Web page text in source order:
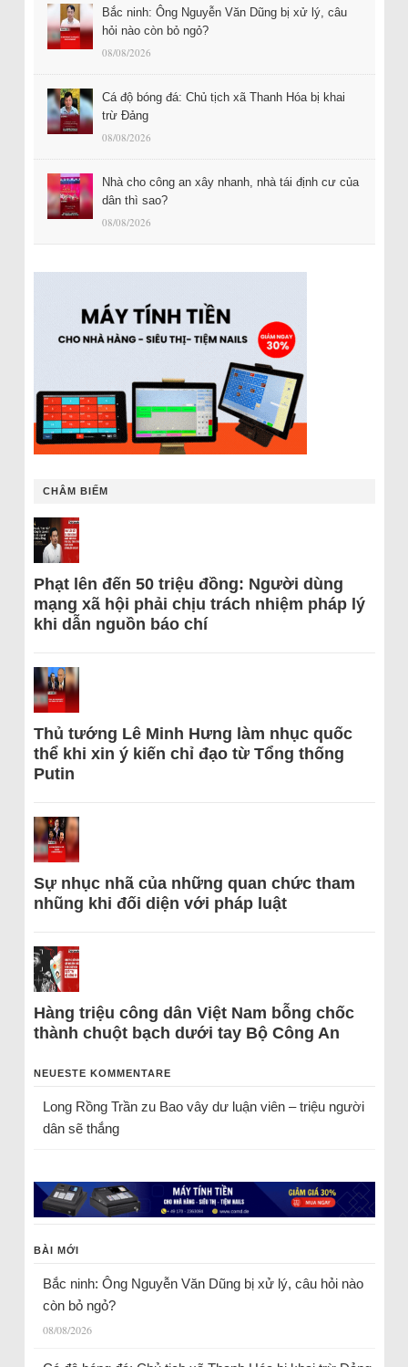
Bắc ninh: Ông Nguyễn Văn Dũng bị xử lý, câu
hỏi nào còn bỏ ngỏ?
08/08/2026
Cá độ bóng đá: Chủ tịch xã Thanh Hóa bị khai
trừ Đảng
08/08/2026
Nhà cho công an xây nhanh, nhà tái định cư của
dân thì sao?
08/08/2026
CHÂM BIẾM
Phạt lên đến 50 triệu đồng: Người dùng
mạng xã hội phải chịu trách nhiệm pháp lý
khi dẫn nguồn báo chí
Thủ tướng Lê Minh Hưng làm nhục quốc
thể khi xin ý kiến chỉ đạo từ Tổng thống
Putin
Sự nhục nhã của những quan chức tham
nhũng khi đối diện với pháp luật
Hàng triệu công dân Việt Nam bỗng chốc
thành chuột bạch dưới tay Bộ Công An
NEUESTE KOMMENTARE
Long Rồng Trầnzu Bao vây dư luận viên – triệu người
dân sẽ thắng
BÀI MỚI
Bắc ninh: Ông Nguyễn Văn Dũng bị xử lý, câu hỏi nào
còn bỏ ngỏ?
08/08/2026